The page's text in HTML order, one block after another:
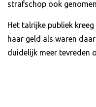
strafschop ook
Het talrijke publiek
haar geld als waren
duidelijk meer tevreden